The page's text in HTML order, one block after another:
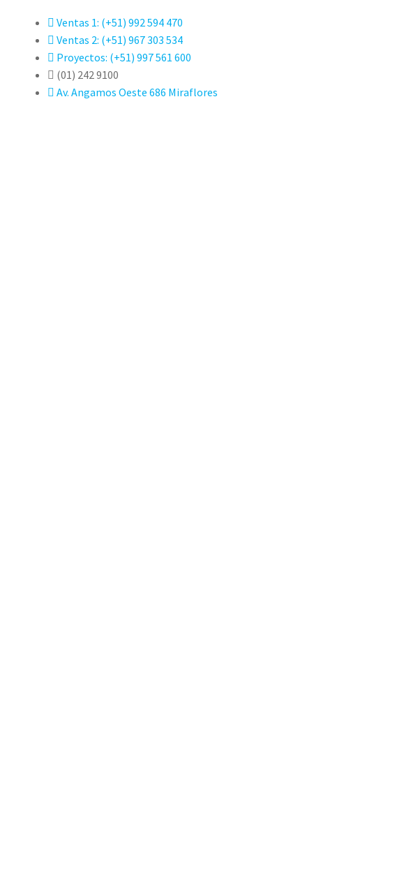
Ventas 1: (+51) 992 594 470
Ventas 2: (+51) 967 303 534
Proyectos: (+51) 997 561 600
(01) 242 9100
Av. Angamos Oeste 686 Miraflores